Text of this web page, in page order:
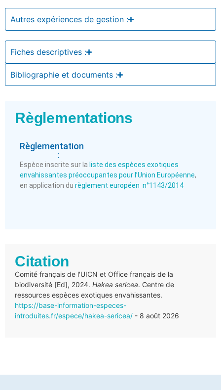
Autres expériences de gestion :
Fiches descriptives :
Bibliographie et documents :
Règlementations
Règlementation
:
Espèce inscrite sur la liste des espèces exotiques
envahissantes préoccupantes pour l’Union Européenne,
en application du règlement européen n°1143/2014
Citation
Comité français de l'UICN et Office français de la
biodiversité [Ed], 2024. Hakea sericea. Centre de
ressources espèces exotiques envahissantes.
https://base-information-especes-
introduites.fr/espece/hakea-sericea/ - 8 août 2026